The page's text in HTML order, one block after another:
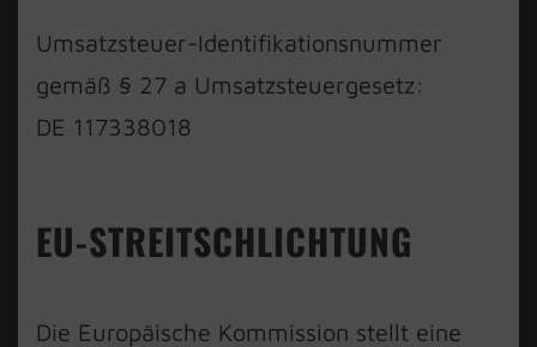
Umsatzsteuer-Identifikationsnummer
gemäß § 27 a Umsatzsteuergesetz:
DE 117338018
EU-STREITSCHLICHTUNG
Die Europäische Kommission stellt eine